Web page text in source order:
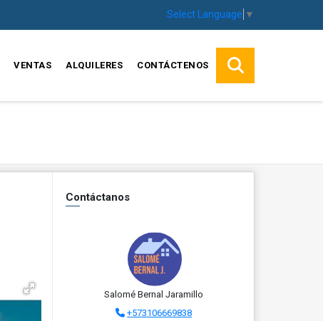
Select Language ▼
VENTAS ALQUILERES CONTÁCTENOS
Contáctanos
Salomé Bernal Jaramillo
+573106669838